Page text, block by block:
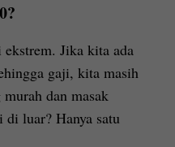
Jika kita ada
gaji, kita masih
dan masak
luar? Hanya satu